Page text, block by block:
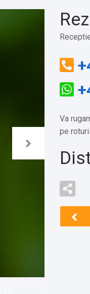
Va
pe